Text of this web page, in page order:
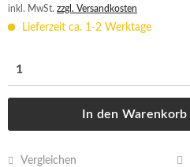
inkl. MwSt. zzgl. Versandkosten
Lieferzeit ca. 1-2 Werktage
In den Warenkorb
Vergleichen